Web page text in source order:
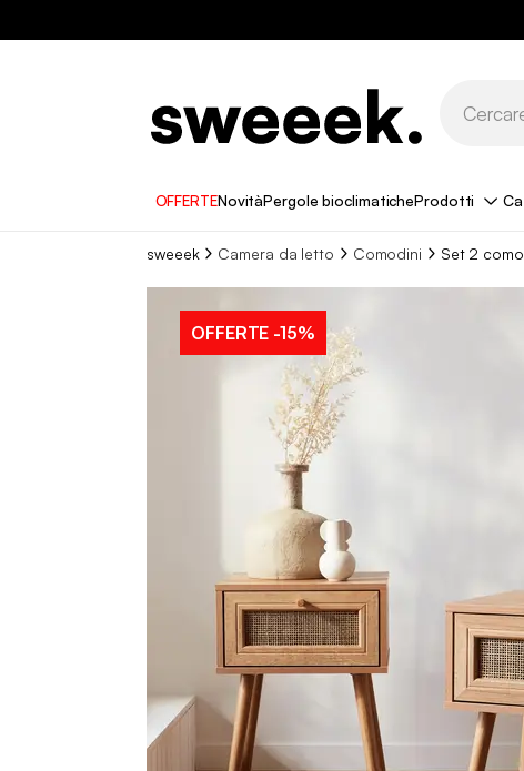
OFFERTENovitàPergole bioclimaticheProdotti
sweeek Camera da letto Comodini Set 2
OFFERTE -15%